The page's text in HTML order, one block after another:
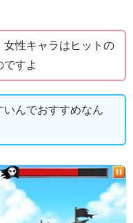
女性キャラはヒットの
ですよ
いんでおすすめなん